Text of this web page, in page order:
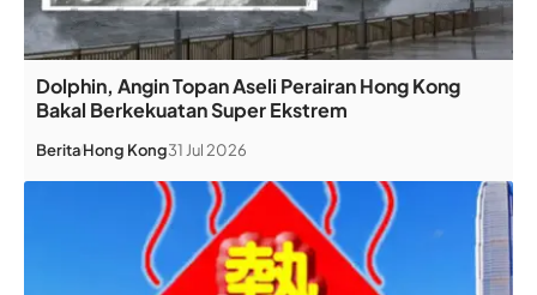
Dolphin, Angin Topan Aseli Perairan Hong Kong
Bakal Berkekuatan Super Ekstrem
BeritaHong Kong31 Jul 2026